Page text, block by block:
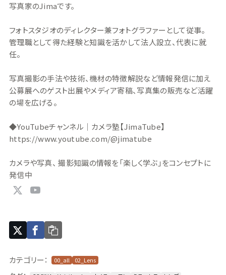
写真家のJimaです。
フォトスタジオのディレクター兼フォトグラファーとして従事。
管理職として得た経験と知識を活かして法人設立、代表に就
任。
写真撮影の手法や技術、機材の特徴解説など情報発信に加え
公募展へのゲスト出展やメディア寄稿、写真集の販売など活躍
の場を広げる。
◆YouTubeチャンネル｜カメラ塾【JimaTube】
https://www.youtube.com/@jimatube
カメラや写真、 撮影知識の情報を「楽しく学ぶ」をコンセプトに
発信中
カテゴリー： 00_all 02_Lens